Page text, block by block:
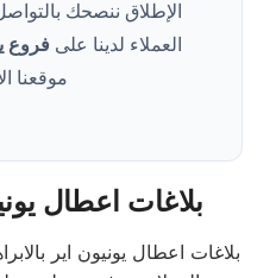
الإطلاق ننصحك
العملاء لدينا على فروع
موقعنا
بلاغات اعطال
بلاغات اعطال يونيون اير